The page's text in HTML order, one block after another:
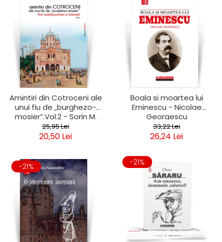
Amintiri din Cotroceni ale
unui fiu de „burghezo-
mosier”.Vol.2 - Sorin M.
Radulescu
25,95 Lei
20,50 Lei
Boala si moartea lui
Eminescu - Nicolae
Georgescu
33,22 Lei
26,24 Lei
-21% -21%